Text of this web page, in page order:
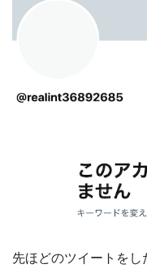
先ほどのツイートをし